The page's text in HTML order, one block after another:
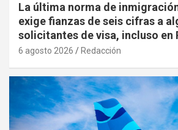
La última norma de
exige fianzas de seis cifras a
solicitantes de visa, incluso en
6 agosto 2026 Redacción